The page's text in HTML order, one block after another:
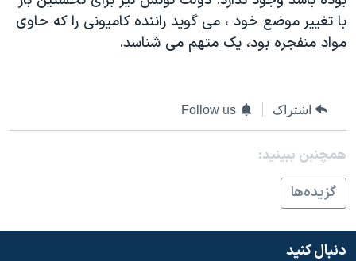
علم و فناوری
اسرائیل در جنگ
رمز مهسا
ورزش زنان در ایران
تریبونال مردمی آبان ۹۸
دادگاه حمید نوری
چهل سال گروگان‌گیری
قانون شفافیت دارائی کادر رهبری ایران
اعتراضات مردمی آبان ۹۸
زبانهای مختلف
با تغيير موضع خود ، می گويد راننده کاميونی را که حاوی
مواد منفجره بود، يک متهم می شناسد.
اشتراک Follow us
همچنبن ببینید:
گزيده‌ها
دنبال کنید